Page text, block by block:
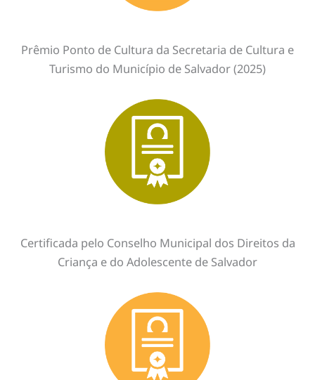
Prêmio Ponto de Cultura da Secretaria de Cultura e
Turismo do Município de Salvador (2025)
Certificada pelo Conselho Municipal dos Direitos da
Criança e do Adolescente de Salvador